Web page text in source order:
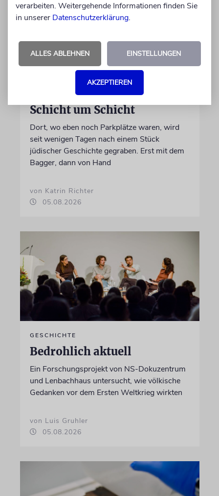
Schicht um Schicht
Dort, wo eben noch Parkplätze waren, wird
seit wenigen Tagen nach einem Stück
jüdischer Geschichte gegraben. Erst mit dem
Bagger, dann von Hand
von Katrin Richter
05.08.2026
GESCHICHTE
Bedrohlich aktuell
Ein Forschungsprojekt von NS-Dokuzentrum
und Lenbachhaus untersucht, wie völkische
Gedanken vor dem Ersten Weltkrieg wirkten
von Luis Gruhler
05.08.2026
verarbeiten. Weitergehende Informationen finden Sie
in unserer Datenschutzerklärung.
ALLES ABLEHNEN EINSTELLUNGEN
AKZEPTIEREN